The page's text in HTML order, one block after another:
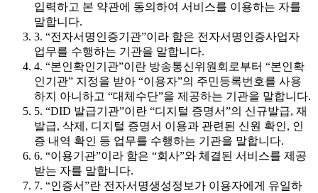
입력하고 본 약관에 동의하여 서비스를 이용하는 자를
말합니다.
3. “전자서명인증기관”이라 함은 전자서명인증사업자
업무를 수행하는 기관을 말합니다.
4. “본인확인기관”이란 방송통신위원회로부터 “본인확
인기관” 지정을 받아 “이용자”의 주민등록번호를 사용
하지 아니하고 “대체수단”을 제공하는 기관을 말합니다.
5. “DID 발급기관”이란 “디지털 증명서”의 신규발급, 재
발급, 삭제, 디지털 증명서 이용과 관련된 신원 확인, 인
증 내역 확인 등 업무를 수행하는 기관을 말합니다.
6. “이용기관”이라 함은 “회사”와 체결된 서비스를 제공
받는 자를 말합니다.
7. “인증서”란 전자서명생성정보가 이용자에게 유일하